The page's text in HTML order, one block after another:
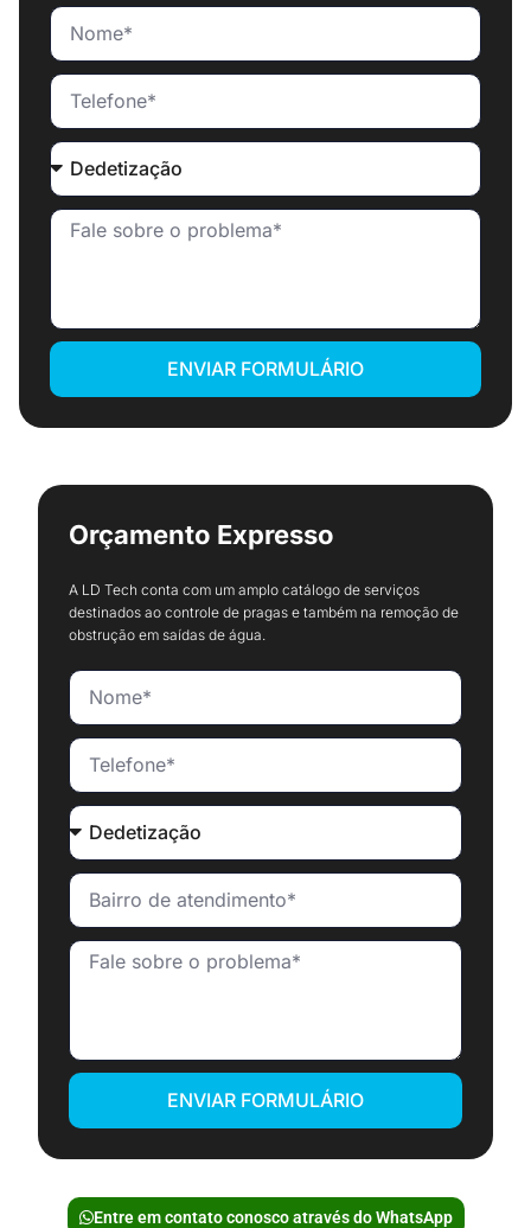
ENVIAR FORMULÁRIO
Orçamento Expresso
A LD Tech conta com um amplo catálogo de serviços
destinados ao controle de pragas e também na remoção de
obstrução em saídas de água.
ENVIAR FORMULÁRIO
Entre em contato conosco através do WhatsApp